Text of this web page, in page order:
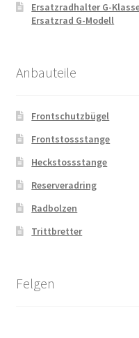
Ersatzradhalter G-
Ersatzrad G-Modell
Anbauteile
Frontschutzbügel
Frontstossstange
Heckstossstange
Reserveradring
Radbolzen
Trittbretter
Felgen